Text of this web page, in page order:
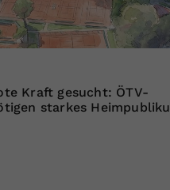
Kraft gesucht: ÖTV-
starkes